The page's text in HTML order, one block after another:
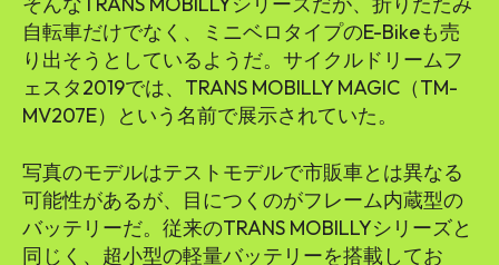
自転車だけでなく、ミニベロタイプのE-Bikeも売
り出そうとしているようだ。サイクルドリームフ
ェスタ2019では、TRANS MOBILLY MAGIC（TM-
MV207E）という名前で展示されていた。
写真のモデルはテストモデルで市販車とは異なる
可能性があるが、目につくのがフレーム内蔵型の
バッテリーだ。従来のTRANS MOBILLYシリーズと
同じく、超小型の軽量バッテリーを搭載してお